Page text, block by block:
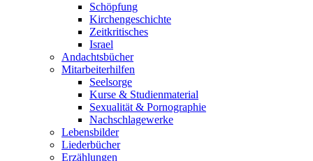
Schöpfung
Kirchengeschichte
Zeitkritisches
Israel
Andachtsbücher
Mitarbeiterhilfen
Seelsorge
Kurse & Studienmaterial
Sexualität & Pornographie
Nachschlagewerke
Lebensbilder
Liederbücher
Erzählungen